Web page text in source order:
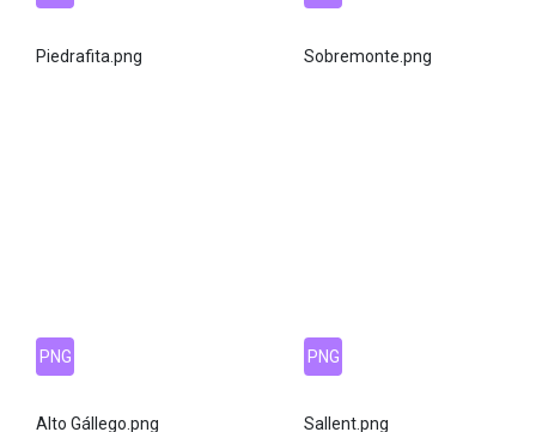
Piedrafita.png Sobremonte.png
PNG
Alto Gállego.png
PNG
Sallent.png